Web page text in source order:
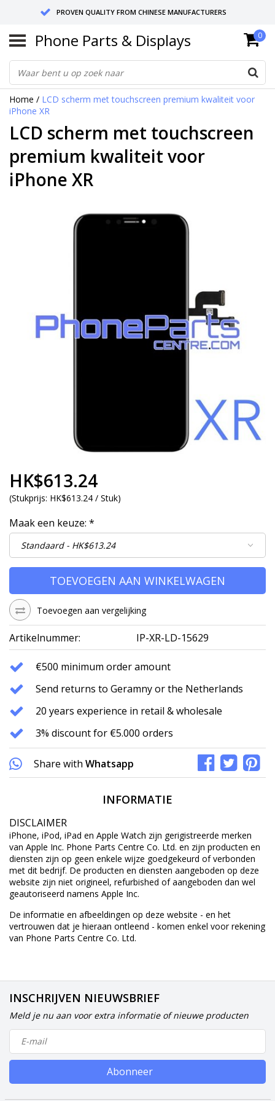
PROVEN QUALITY FROM CHINESE MANUFACTURERS
SEND RETURNS TO GERMANY OR NETHERLANDS
10 DAY SHIPPING
Phone Parts & Displays 0
Home / LCD scherm met touchscreen premium kwaliteit voor
iPhone XR
LCD scherm met touchscreen
premium kwaliteit voor
iPhone XR
HK$613.24
(Stukprijs: HK$613.24 / Stuk)
Maak een keuze: *
TOEVOEGEN AAN WINKELWAGEN
Toevoegen aan vergelijking
Artikelnummer: IP-XR-LD-15629
€500 minimum order amount
Send returns to Geramny or the Netherlands
20 years experience in retail & wholesale
3% discount for €5.000 orders
Share with Whatsapp
INFORMATIE
DISCLAIMER
iPhone, iPod, iPad en Apple Watch zijn gerigistreerde merken
van Apple Inc. Phone Parts Centre Co. Ltd. en zijn producten en
diensten zijn op geen enkele wijze goedgekeurd of verbonden
met dit bedrijf. De producten en diensten aangeboden op deze
website zijn niet origineel, refurbished of aangeboden dan wel
geautoriseerd namens Apple Inc.
De informatie en afbeeldingen op deze website - en het
vertrouwen dat je hieraan ontleend - komen enkel voor rekening
van Phone Parts Centre Co. Ltd.
INSCHRIJVEN NIEUWSBRIEF
Meld je nu aan voor extra informatie of nieuwe producten
Abonneer